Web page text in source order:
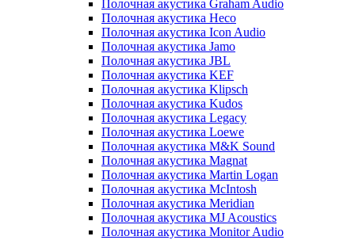
Полочная акустика Graham Audio
Полочная акустика Heco
Полочная акустика Icon Audio
Полочная акустика Jamo
Полочная акустика JBL
Полочная акустика KEF
Полочная акустика Klipsch
Полочная акустика Kudos
Полочная акустика Legacy
Полочная акустика Loewe
Полочная акустика M&K Sound
Полочная акустика Magnat
Полочная акустика Martin Logan
Полочная акустика McIntosh
Полочная акустика Meridian
Полочная акустика MJ Acoustics
Полочная акустика Monitor Audio